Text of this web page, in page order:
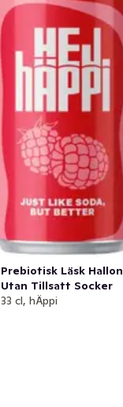
Prebiotisk Läsk Hallon
Utan Tillsatt Socker
33 cl, hÄppi